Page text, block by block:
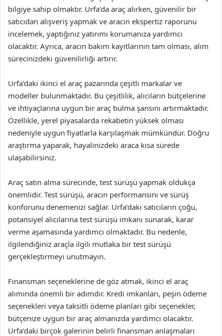
bilgiye sahip olmaktır. Urfa’da araç alırken, güvenilir bir
satıcıdan alışveriş yapmak ve aracın ekspertiz raporunu
incelemek, yaptığınız yatırımı korumanıza yardımcı
olacaktır. Ayrıca, aracın bakım kayıtlarının tam olması, alım
sürecinizdeki güvenilirliği artırır.
Urfa’daki ikinci el araç pazarında çeşitli markalar ve
modeller bulunmaktadır. Bu çeşitlilik, alıcıların bütçelerine
ve ihtiyaçlarına uygun bir araç bulma şansını artırmaktadır.
Özellikle, yerel piyasalarda rekabetin yüksek olması
nedeniyle uygun fiyatlarla karşılaşmak mümkündür. Doğru
araştırma yaparak, hayalinizdeki araca kısa sürede
ulaşabilirsiniz.
Araç satın alma sürecinde, test sürüşü yapmak oldukça
önemlidir. Test sürüşü, aracın performansını ve sürüş
konforunu denemenizi sağlar. Urfa’daki satıcıların çoğu,
potansiyel alıcılarına test sürüşü imkanı sunarak, karar
verme aşamasında yardımcı olmaktadır. Bu nedenle,
ilgilendiğiniz araçla ilgili mutlaka bir test sürüşü
gerçekleştirmeyi unutmayın.
Finansman seçeneklerine de göz atmak, ikinci el araç
alımında önemli bir adımdır. Kredi imkanları, peşin ödeme
seçenekleri veya taksitli ödeme planları gibi seçenekler,
bütçenize uygun bir araç almanızda yardımcı olacaktır.
Urfa’daki birçok galerinin belirli finansman anlaşmaları